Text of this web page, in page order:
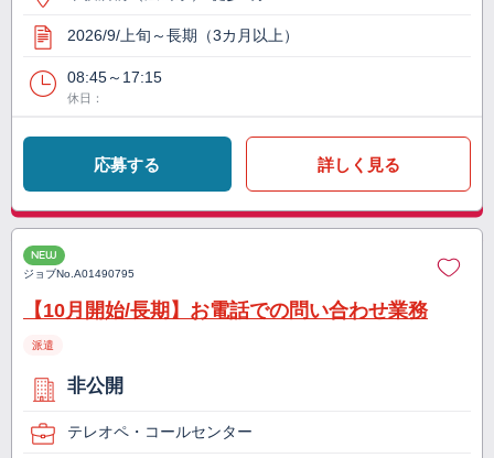
2026/9/上旬～長期（3カ月以上）
08:45～17:15
休日：
応募する 詳しく見る
NEW
ジョブNo.A01490795
【10月開始/長期】お電話での問い合わせ業務
派遣
非公開
テレオペ・コールセンター